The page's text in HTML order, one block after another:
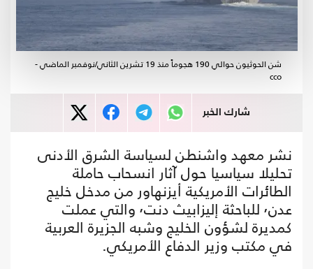
شن الحوثيون حوالي 190 هجوماً منذ 19 تشرين الثاني/نوفمبر الماضي -
cco
شارك الخبر
نشر معهد واشنطن لسياسة الشرق الأدنى
تحليلا سياسيا حول آثار انسحاب حاملة
الطائرات الأمريكية أيزنهاور من مدخل خليج
عدن٬ للباحثة إليزابيث دنت٬ والتي عملت
كمديرة لشؤون الخليج وشبه الجزيرة العربية
في مكتب وزير الدفاع الأمريكي.